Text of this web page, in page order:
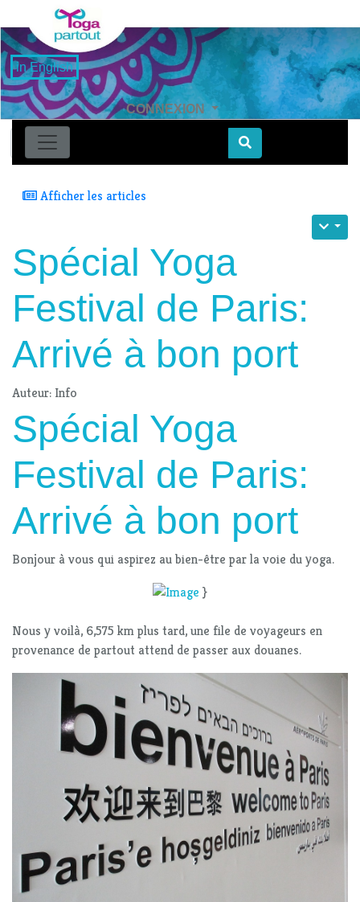
in English
CONNEXION
Find
Afficher les articles
Spécial Yoga
Festival de Paris:
Arrivé à bon port
Auteur: Info
Spécial Yoga
Festival de Paris:
Arrivé à bon port
Bonjour à vous qui aspirez au bien-être par la voie du yoga.
}
Nous y voilà, 6,575 km plus tard, une file de voyageurs en
provenance de partout attend de passer aux douanes.